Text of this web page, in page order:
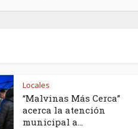
Locales
“Malvinas Más Cerca”
acerca la atención
municipal a...